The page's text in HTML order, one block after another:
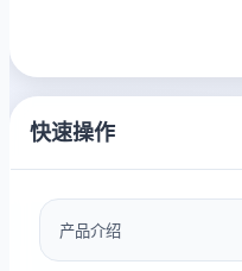
快速操作
产品介绍